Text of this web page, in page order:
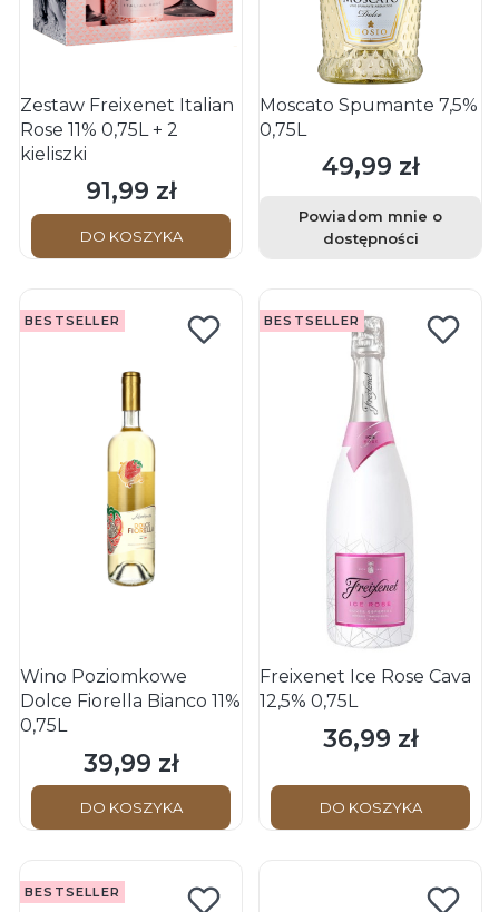
Zestaw Freixenet Italian
Rose 11% 0,75L + 2
kieliszki
Cena
91,99 zł
DO KOSZYKA
Moscato Spumante 7,5%
0,75L
Cena
49,99 zł
Powiadom mnie o
dostępności
BESTSELLER
Wino Poziomkowe
Dolce Fiorella Bianco 11%
0,75L
Cena
39,99 zł
DO KOSZYKA
BESTSELLER
Freixenet Ice Rose Cava
12,5% 0,75L
Cena
36,99 zł
DO KOSZYKA
BESTSELLER